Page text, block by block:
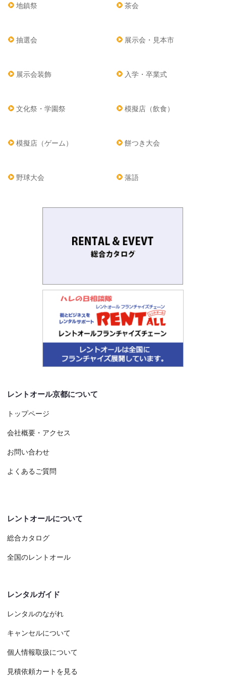
地鎮祭 茶会
抽選会 展示会・見本市
展示会装飾 入学・卒業式
文化祭・学園祭 模擬店（飲食）
模擬店（ゲーム） 餅つき大会
野球大会 落語
レントオール京都について
トップページ
会社概要・アクセス
お問い合わせ
よくあるご質問
レントオールについて
総合カタログ
全国のレントオール
レンタルガイド
レンタルのながれ
キャンセルについて
個人情報取扱について
見積依頼カートを見る